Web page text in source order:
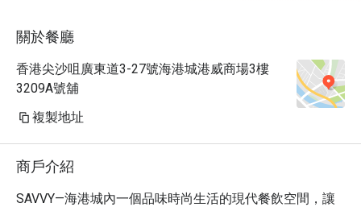
關於餐廳
香港尖沙咀廣東道3-27號海港城港威商場3樓
3209A號舖
複製地址
商戶介紹
SAVVY—海港城內一個品味時尚生活的現代餐飲空間，讓